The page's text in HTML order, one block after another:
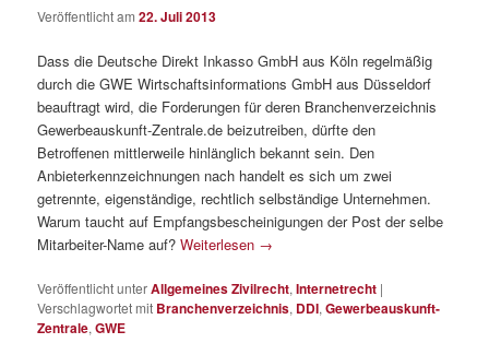
Veröffentlicht am22. Juli 2013
Dass die Deutsche Direkt Inkasso GmbH aus Köln regelmäßig
durch die GWE Wirtschaftsinformations GmbH aus Düsseldorf
beauftragt wird, die Forderungen für deren Branchenverzeichnis
Gewerbeauskunft-Zentrale.de beizutreiben, dürfte den
Betroffenen mittlerweile hinlänglich bekannt sein. Den
Anbieterkennzeichnungen nach handelt es sich um zwei
getrennte, eigenständige, rechtlich selbständige Unternehmen.
Warum taucht auf Empfangsbescheinigungen der Post der selbe
Mitarbeiter-Name auf?Weiterlesen →
Veröffentlicht unterAllgemeines Zivilrecht,Internetrecht |
Verschlagwortet mit Branchenverzeichnis, DDI,Gewerbeauskunft-
Zentrale,GWE